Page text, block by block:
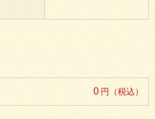
1
0 円（税込）